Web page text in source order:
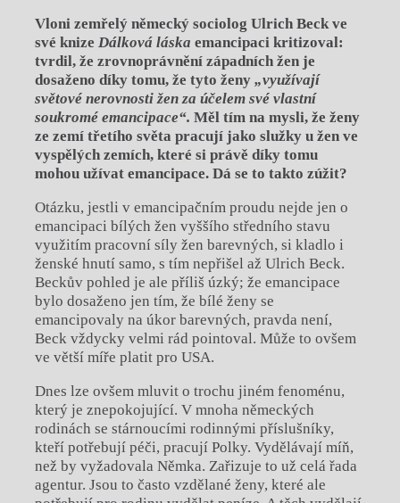
Vloni zemřelý německý sociolog Ulrich Beck ve
své knize Dálková láska emancipaci kritizoval:
tvrdil, že zrovnoprávnění západních žen je
dosaženo díky tomu, že tyto ženy „využívají
světové nerovnosti žen za účelem své vlastní
soukromé emancipace“. Měl tím na mysli, že ženy
ze zemí třetího světa pracují jako služky u žen ve
vyspělých zemích, které si právě díky tomu
mohou užívat emancipace. Dá se to takto zúžit?
Otázku, jestli v emancipačním proudu nejde jen o
emancipaci bílých žen vyššího středního stavu
využitím pracovní síly žen barevných, si kladlo i
ženské hnutí samo, s tím nepřišel až Ulrich Beck.
Beckův pohled je ale příliš úzký; že emancipace
bylo dosaženo jen tím, že bílé ženy se
emancipovaly na úkor barevných, pravda není,
Beck vždycky velmi rád pointoval. Může to ovšem
ve větší míře platit pro USA.
Dnes lze ovšem mluvit o trochu jiném fenoménu,
který je znepokojující. V mnoha německých
rodinách se stárnoucími rodinnými příslušníky,
kteří potřebují péči, pracují Polky. Vydělávají míň,
než by vyžadovala Němka. Zařizuje to už celá řada
agentur. Jsou to často vzdělané ženy, které ale